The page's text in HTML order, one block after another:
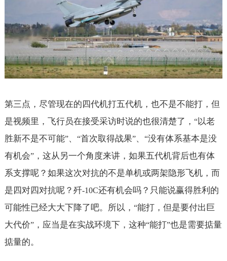
第三点，尽管现在的四代机打五代机，也不是不能打，但
是视频里，飞行员在接受采访时说的也很清楚了， “以老
胜新不是不可能”、 “首次取得战果”、 “没有体系基本是没
有机会”，这从另一个角度来讲，如果五代机背后也有体
系支撑呢？如果这次对抗的不是单机或两架隐形飞机，而
是四对四对抗呢？歼-10C还有机会吗？只能说赢得胜利的
可能性已经大大下降了吧。所以， “能打，但是要付出巨
大代价”，应当是在实战环境下，这种“能打”也是需要掂量
掂量的。